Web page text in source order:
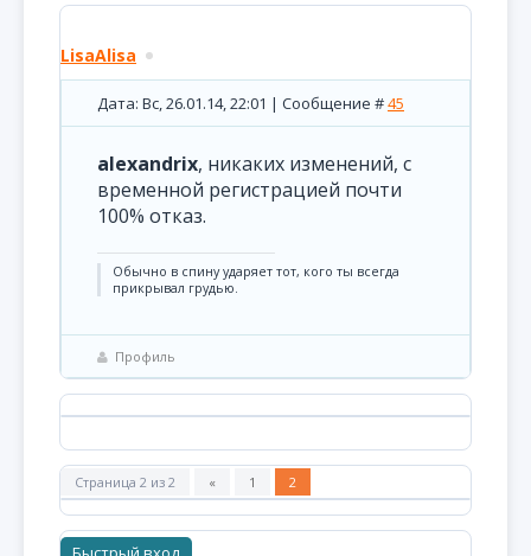
LisaAlisa
Дата: Вс, 26.01.14, 22:01 | Сообщение #45
alexandrix, никаких изменений, с
временной регистрацией почти
100% отказ.
Обычно в спину ударяет тот, кого ты всегда
прикрывал грудью.
Профиль
Страница 2 из 2 « 1 2